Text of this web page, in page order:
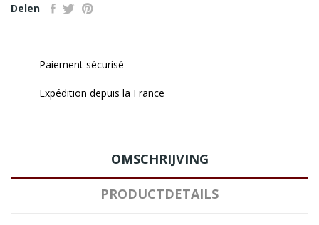
Delen
Paiement sécurisé
Expédition depuis la France
OMSCHRIJVING
PRODUCTDETAILS